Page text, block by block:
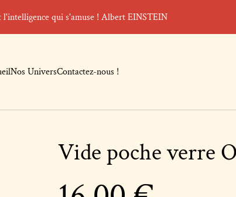
l'intelligence qui s'amuse ! Albert EINSTEIN
Nos UniversContactez-nous !
Vide poche verre